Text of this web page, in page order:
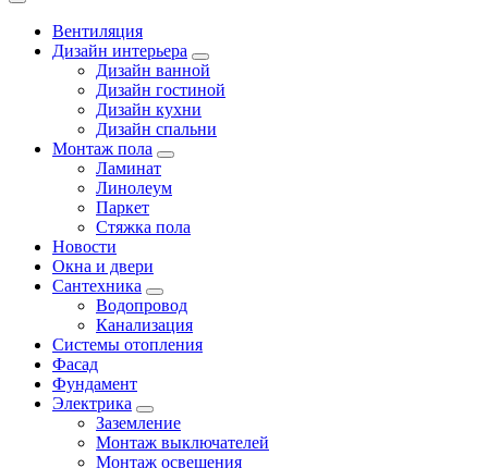
Вентиляция
Дизайн интерьера
Дизайн ванной
Дизайн гостиной
Дизайн кухни
Дизайн спальни
Монтаж пола
Ламинат
Линолеум
Паркет
Стяжка пола
Новости
Окна и двери
Сантехника
Водопровод
Канализация
Системы отопления
Фасад
Фундамент
Электрика
Заземление
Монтаж выключателей
Монтаж освещения